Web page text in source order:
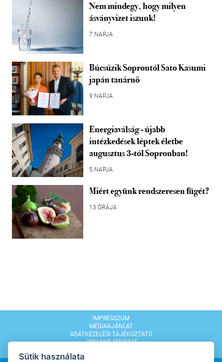
Nem mindegy, hogy milyen
ásványvizet iszunk!
7 NAPJA
Búcsúzik Soprontól Sato Kasumi
japán tanárnő
9 NAPJA
Energiaválság - újabb
intézkedések léptek életbe
augusztus 3-tól Sopronban!
5 NAPJA
Miért együnk rendszeresen fügét?
13 ÓRÁJA
IMPRESSZUM
MÉDIAAJÁNLAT
ADATKEZELÉSI TÁJÉKOZTATÓ
JOGI NYILATKOZAT
Sütik használata